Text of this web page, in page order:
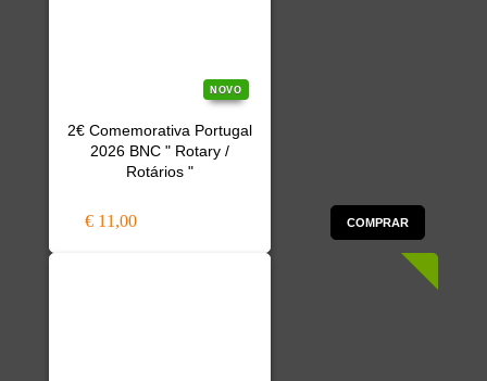
NOVO
2€ Comemorativa Portugal
2026 BNC " Rotary /
Rotários "
€ 11,00 COMPRAR